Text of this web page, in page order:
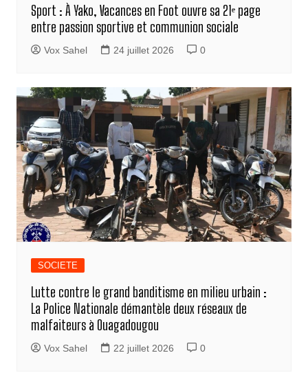
Sport : À Yako, Vacances en Foot ouvre sa 21ᵉ page
entre passion sportive et communion sociale
Vox Sahel 24 juillet 2026 0
SOCIETE
Lutte contre le grand banditisme en milieu urbain :
La Police Nationale démantèle deux réseaux de
malfaiteurs à Ouagadougou
Vox Sahel 22 juillet 2026 0